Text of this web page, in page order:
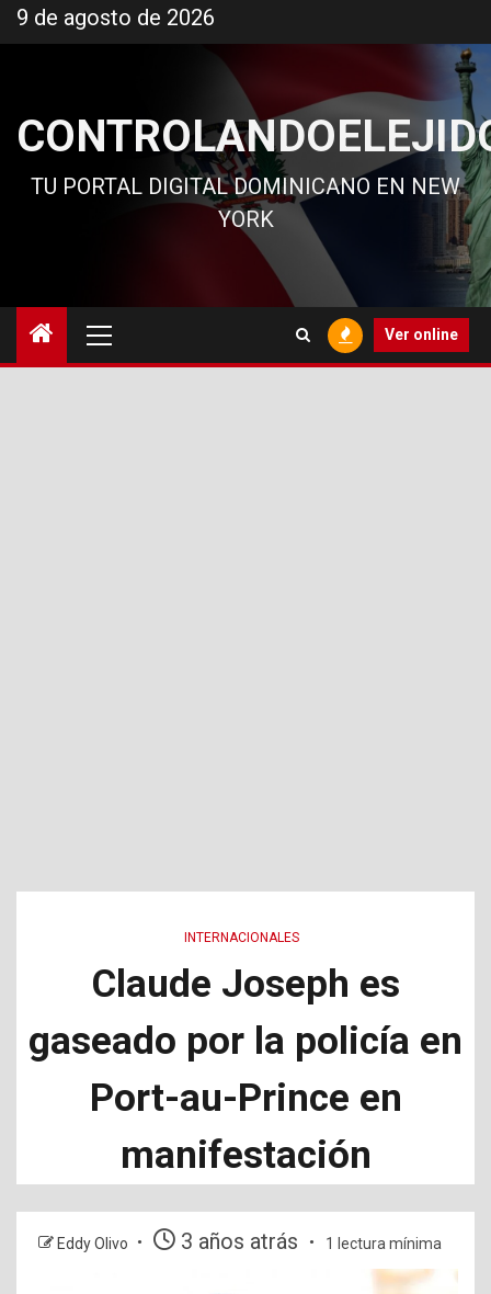
al
9 de agosto de 2026
TU PORTAL DIGITAL DOMINICANO EN NEW
YORK
principal
Ver online
INTERNACIONALES
Claude Joseph es
gaseado por la policía en
Port-au-Prince en
manifestación
Eddy Olivo 3 años atrás 1 lectura mínima